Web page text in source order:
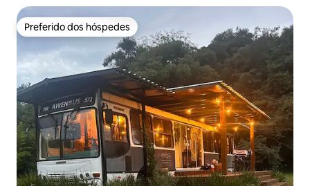
Preferido dos hóspedes
Preferido dos hóspedes